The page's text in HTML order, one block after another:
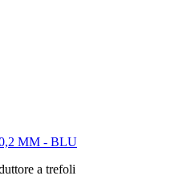
a trefoli